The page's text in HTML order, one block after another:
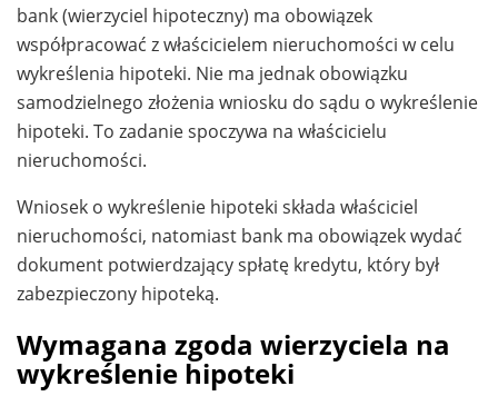
bank (wierzyciel hipoteczny) ma obowiązek
współpracować z właścicielem nieruchomości w celu
wykreślenia hipoteki. Nie ma jednak obowiązku
samodzielnego złożenia wniosku do sądu o wykreślenie
hipoteki. To zadanie spoczywa na właścicielu
nieruchomości.
Wniosek o wykreślenie hipoteki składa właściciel
nieruchomości, natomiast bank ma obowiązek wydać
dokument potwierdzający spłatę kredytu, który był
zabezpieczony hipoteką.
Wymagana zgoda wierzyciela na
wykreślenie hipoteki